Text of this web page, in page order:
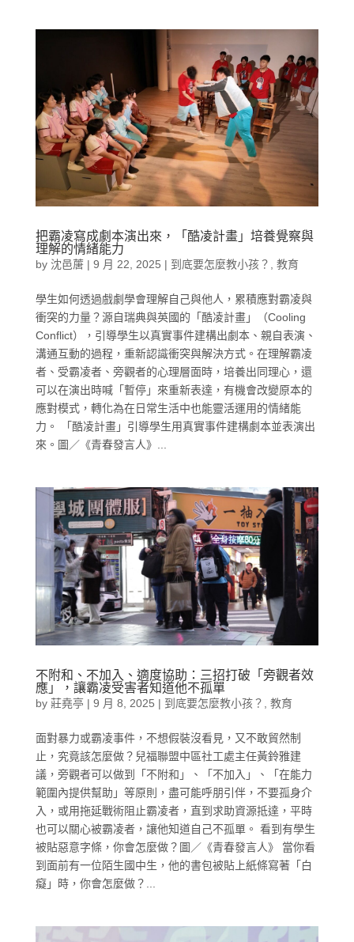
把霸凌寫成劇本演出來，「酷凌計畫」培養覺察與
理解的情緒能力
by 沈邑蓎| 9 月 22, 2025 | 到底要怎麼教小孩？ 教育
學生如何透過戲劇學會理解自己與他人，累積應對霸凌與
衝突的力量？源自瑞典與英國的「酷凌計畫」（Cooling
Conflict），引導學生以真實事件建構出劇本、親自表演、
溝通互動的過程，重新認識衝突與解決方式。在理解霸凌
者、受霸凌者、旁觀者的心理層面時，培養出同理心，還
可以在演出時喊「暫停」來重新表達，有機會改變原本的
應對模式，轉化為在日常生活中也能靈活運用的情緒能
力。 「酷凌計畫」引導學生用真實事件建構劇本並表演出
來。圖／《青春發言人》...
不附和、不加入、適度協助：三招打破「旁觀者效
應」，讓霸凌受害者知道他不孤單
by 莊堯亭| 9 月 8, 2025 | 到底要怎麼教小孩？ , 教育
面對暴力或霸凌事件，不想假裝沒看見，又不敢貿然制
止，究竟該怎麼做？兒福聯盟中區社工處主任黃鈴雅建
議，旁觀者可以做到「不附和」、「不加入」、「在能力
範圍內提供幫助」等原則，盡可能呼朋引伴，不要孤身介
入，或用拖延戰術阻止霸凌者，直到求助資源抵達，平時
也可以關心被霸凌者，讓他知道自己不孤單。 看到有學生
被貼惡意字條，你會怎麼做？圖／《青春發言人》 當你看
到面前有一位陌生國中生，他的書包被貼上紙條寫著「白
癡」時，你會怎麼做？...